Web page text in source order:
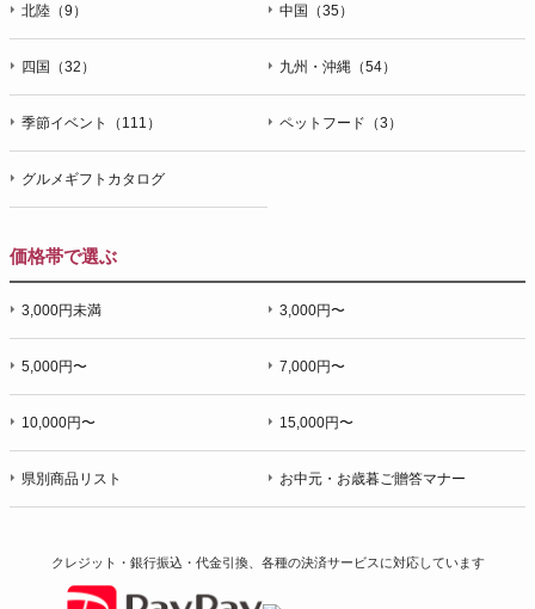
北陸（9） 中国（35）
四国（32） 九州・沖縄（54）
季節イベント（111） ペットフード（3）
グルメギフトカタログ
価格帯で選ぶ
3,000円未満 3,000円〜
5,000円〜 7,000円〜
10,000円〜 15,000円〜
県別商品リスト お中元・お歳暮ご贈答マナー
クレジット・銀行振込・代金引換、各種の決済サービスに対応しています